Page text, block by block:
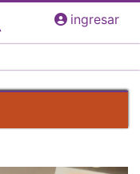
ingresar